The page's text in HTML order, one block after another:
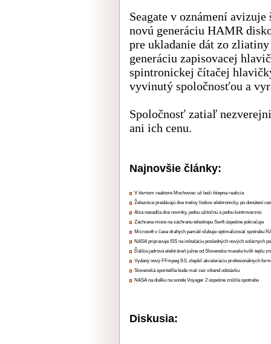
Seagate v oznámení
novú generáciu HAMR
pre ukladanie dát zo
generáciu zapisovacej
spintronickej čítačej
vyvinutý spoločnosťou a
Spoločnosť zatiaľ
ani ich cenu.
Najnovšie články:
V štvrtom reaktore Mochoviec už beží štiepna reakcia
Železnice predávajú dve tretiny lístkov elektronicky, po donútení
Alza nasadila dve novinky, jednu užitočnú a jednu kontroverznú
Záchrana misie na záchranu teleskopu Swift úspešne pokračuje
Microsoft v čase drahých pamätí sľubuje optimalizovať spotrebu
NASA pripravuje ISS na inštaláciu posledných nových solárnych
Ďalšia jadrová elektráreň južne od Slovenska musela kvôli teplu
Vydaný nový FFmpeg 9.0, zlepšil akceleráciu profesionálnych
Slovenská sporiteľňa bude mať cez víkend odstávku
NASA na diaľku na sonde Voyager 2 úspešne znížila spotrebu
Diskusia: